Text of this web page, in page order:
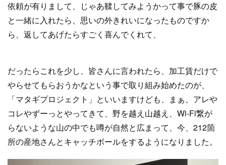
依頼が有りまして、じゃあ鞣してみようかって事で豚の皮
と一緒に入れたら、思いの外きれいになったものですか
ら、返してあげたらすごく喜んでくれて、
だったらこれを少し、皆さんに言われたら、加工賃だけで
やらせてもらおうかなという事で取り組み始めたのが、
「マタギプロジェクト」といいますけども、まぁ、アレや
コレやずーっとやってきて、野を越え山越え、Wi-Fi繋が
らないような山の中でも噂が自然と広まって、今、212箇
所の産地さんとキャッチボールをするようになりました。